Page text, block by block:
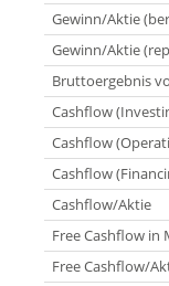
Gewinn/Aktie
Gewinn/Aktie
Bruttoergebnis
Cashflow
Cashflow
Cashflow
Cashflow/Aktie
Free Cashflow in
Free Cashflow/